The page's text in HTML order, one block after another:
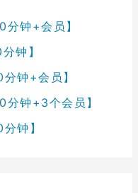
钟+会员】
钟】
钟+会员】
钟+3个会员】
钟】